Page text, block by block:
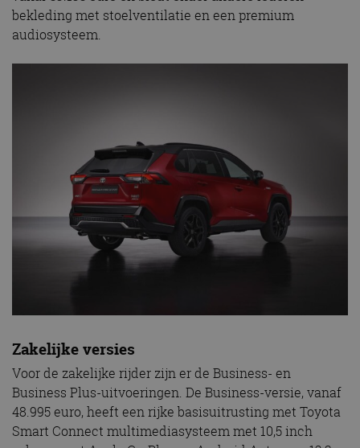
bekleding met stoelventilatie en een premium
audiosysteem.
Zakelijke versies
Voor de zakelijke rijder zijn er de Business- en
Business Plus-uitvoeringen. De Business-versie, vanaf
48.995 euro, heeft een rijke basisuitrusting met Toyota
Smart Connect multimediasysteem met 10,5 inch